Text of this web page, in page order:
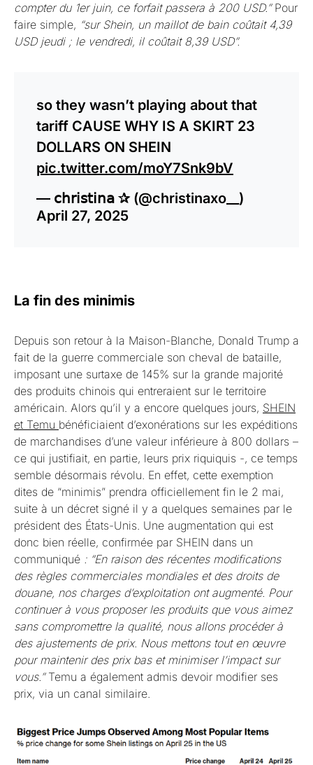
compter du 1er juin, ce forfait passera à 200 USD.”Pour
faire simple, “sur Shein, un maillot de bain coûtait 4,39
USD jeudi ; le vendredi, il coûtait 8,39 USD”.
so they wasn’t playing about that
tariff CAUSE WHY IS A SKIRT 23
DOLLARS ON SHEIN
pic.twitter.com/moY7Snk9bV
— 𝖼𝗁𝗋𝗂𝗌𝗍𝗂𝗇𝖺 ✰ (@christinaxo__)
April 27, 2025
La fin des minimis
Depuis son retour à la Maison-Blanche, Donald Trump a
fait de la guerre commerciale son cheval de bataille,
imposant une surtaxe de 145% sur la grande majorité
des produits chinois qui entreraient sur le territoire
américain. Alors qu’il y a encore quelques jours, SHEIN
et Temu bénéficiaient d’exonérations sur les expéditions
de marchandises d’une valeur inférieure à 800 dollars –
ce qui justifiait, en partie, leurs prix riquiquis -, ce temps
semble désormais révolu. En effet, cette exemption
dites de “minimis” prendra officiellement fin le 2 mai,
suite à un décret signé il y a quelques semaines par le
président des États-Unis. Une augmentation qui est
donc bien réelle, confirmée par SHEIN dans un
communiqué : “En raison des récentes modifications
des règles commerciales mondiales et des droits de
douane, nos charges d’exploitation ont augmenté. Pour
continuer à vous proposer les produits que vous aimez
sans compromettre la qualité, nous allons procéder à
des ajustements de prix. Nous mettons tout en œuvre
pour maintenir des prix bas et minimiser l’impact sur
vous.”Temu a également admis devoir modifier ses
prix, via un canal similaire.